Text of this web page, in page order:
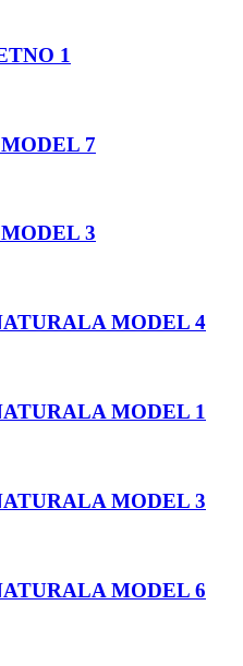
1
7
3
MODEL 4
MODEL 1
MODEL 3
MODEL 6